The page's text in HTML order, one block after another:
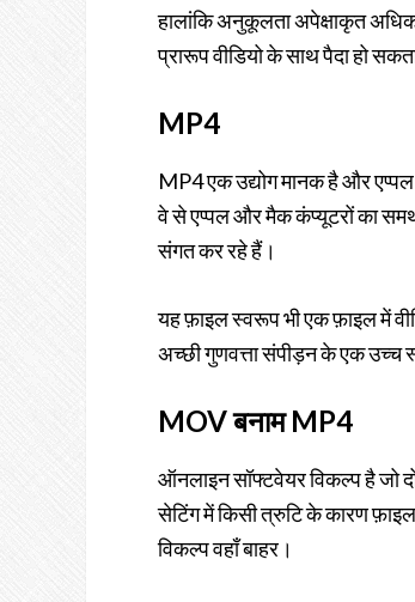
हालांकि अनुकूलता अपेक्षाकृत अधिक
प्रारूप वीडियो के साथ पैदा हो
MP4
MP4 एक उद्योग मानक है और
वे से एप्पल और मैक कंप्यूटरों का
संगत कर रहे हैं।
यह फ़ाइल स्वरूप भी एक फ़ाइल में
अच्छी गुणवत्ता संपीड़न के एक उच्च
MOV बनाम MP4
ऑनलाइन सॉफ्टवेयर विकल्प है जो
सेटिंग में किसी त्रुटि के कारण
विकल्प वहाँ बाहर।